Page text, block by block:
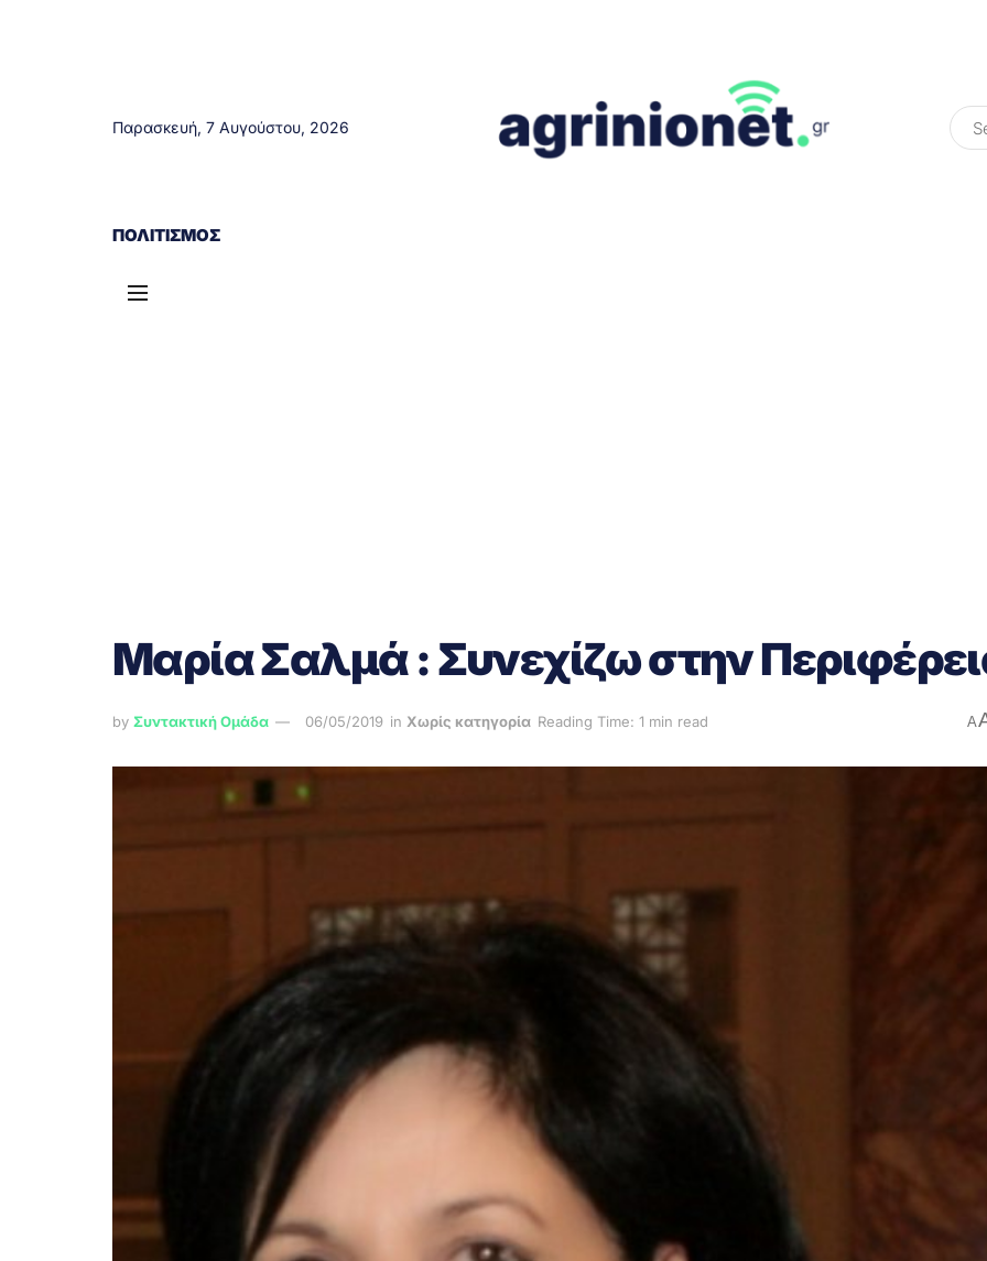
Παρασκευή, 7 Αυγούστου, 2026
ΠΟΛΙΤΙΣΜΌΣ
Μαρία Σαλμά : Συνεχίζω στην
by Συντακτική Ομάδα 06/05/2019 in Χωρίς κατηγορία Reading Time: 1 min read A